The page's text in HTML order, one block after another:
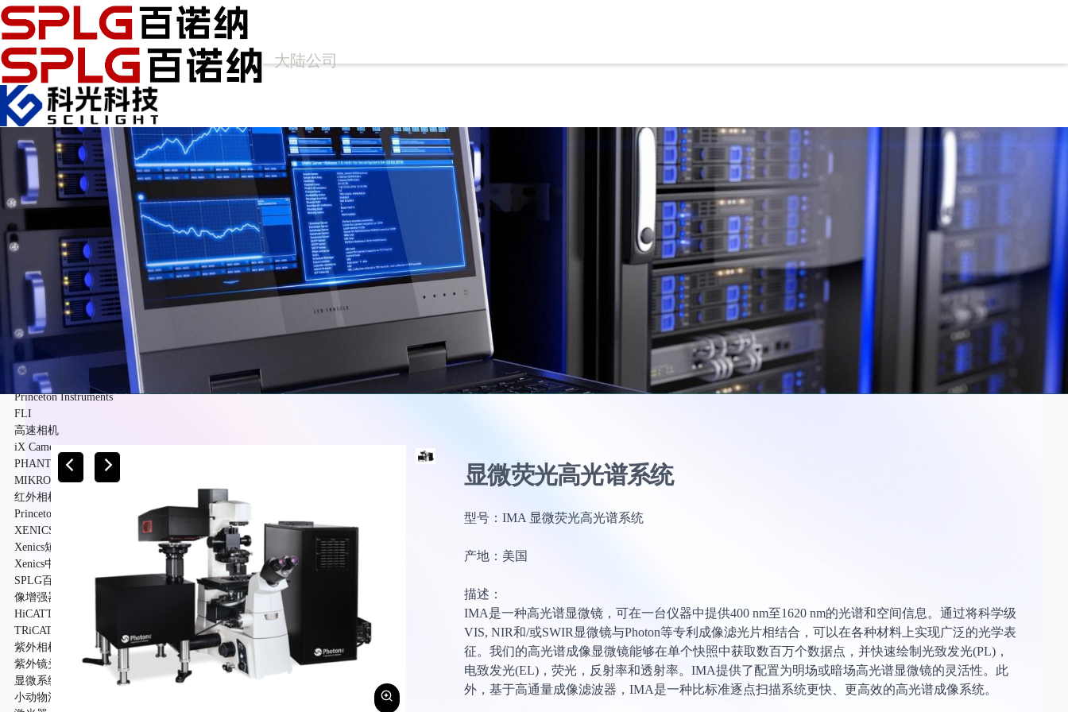
大陆公司
香港公司
产品中心
Arcoptix傅里叶变换红外光谱仪
Ocean Optics光纤光谱仪
Princeton Instruments高性能光谱仪
APE光谱仪
科学成像
FLIM相机
高灵敏相机
ANDOR
PCO
PhotoMetrics
Princeton Instruments
FLI
高速相机
iX Cameras
PHANTOM
MIKROTRON
红外相机
Princeton Instruments
XENICS
Xenics短波红外相机系列产品
Xenics中波红外相机系列产品
SPLG百诺纳
像增强器
HiCATT 高速像增强相机模块
TRiCATT 时间分辨像增强模块
紫外相机
紫外镜头
显微系统
小动物活体系统
显微荧光高光谱系统
型号：IMA 显微荧光高光谱系统
产地：美国
描述：
IMA是一种高光谱显微镜，可在一台仪器中提供400 nm至1620 nm的光谱和空间信息。通过将科学级
VIS, NIR和/或SWIR显微镜与Photon等专利成像滤光片相结合，可以在各种材料上实现广泛的光学表
征。我们的高光谱成像显微镜能够在单个快照中获取数百万个数据点，并快速绘制光致发光(PL)，
电致发光(EL)，荧光，反射率和透射率。IMA提供了配置为明场或暗场高光谱显微镜的灵活性。此
外，基于高通量成像滤波器，IMA是一种比标准逐点扫描系统更快、更高效的高光谱成像系统。